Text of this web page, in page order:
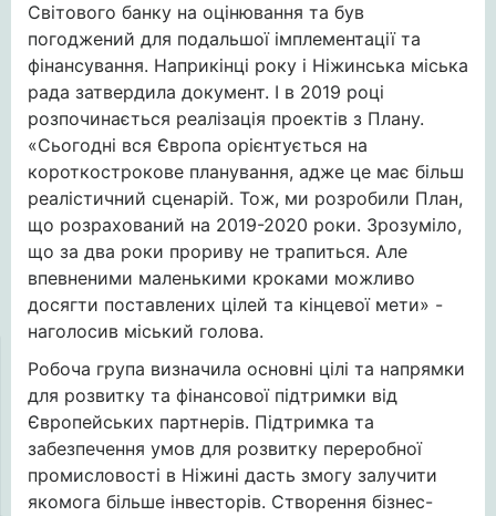
Світового банку на оцінювання та був
погоджений для подальшої імплементації та
фінансування. Наприкінці року і Ніжинська міська
рада затвердила документ. І в 2019 році
розпочинається реалізація проектів з Плану.
«Сьогодні вся Європа орієнтується на
короткострокове планування, адже це має більш
реалістичний сценарій. Тож, ми розробили План,
що розрахований на 2019-2020 роки. Зрозуміло,
що за два роки прориву не трапиться. Але
впевненими маленькими кроками можливо
досягти поставлених цілей та кінцевої мети» -
наголосив міський голова.
Робоча група визначила основні цілі та напрямки
для розвитку та фінансової підтримки від
Європейських партнерів. Підтримка та
забезпечення умов для розвитку переробної
промисловості в Ніжині дасть змогу залучити
якомога більше інвесторів. Створення бізнес-